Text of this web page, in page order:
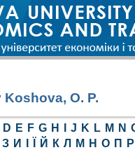
O. P.
D E F G H J K L M N
З И Й К Л М Н О П Р